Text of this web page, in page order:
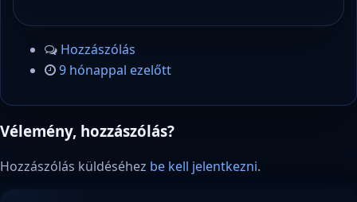
Hozzászólás
9 hónappal ezelőtt
Vélemény, hozzászólás?
Hozzászólás küldéséhez be kell jelentkezni.